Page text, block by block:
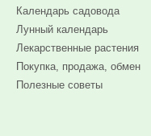
Календарь садовода
Лунный календарь
Лекарственные растения
Покупка, продажа, обмен
Полезные советы